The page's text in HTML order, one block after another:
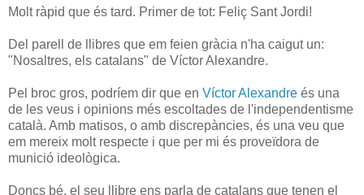
Molt ràpid que és tard. Primer de tot: Feliç Sant Jordi!
Del parell de llibres que em feien gràcia n'ha caigut un:
"Nosaltres, els catalans" de Víctor Alexandre.
Pel broc gros, podríem dir que en Víctor Alexandre és una
de les veus i opinions més escoltades de l'independentisme
català. Amb matisos, o amb discrepàncies, és una veu que
em mereix molt respecte i que per mi és proveïdora de
munició ideològica.
Doncs bé, el seu llibre ens parla de catalans que tenen el